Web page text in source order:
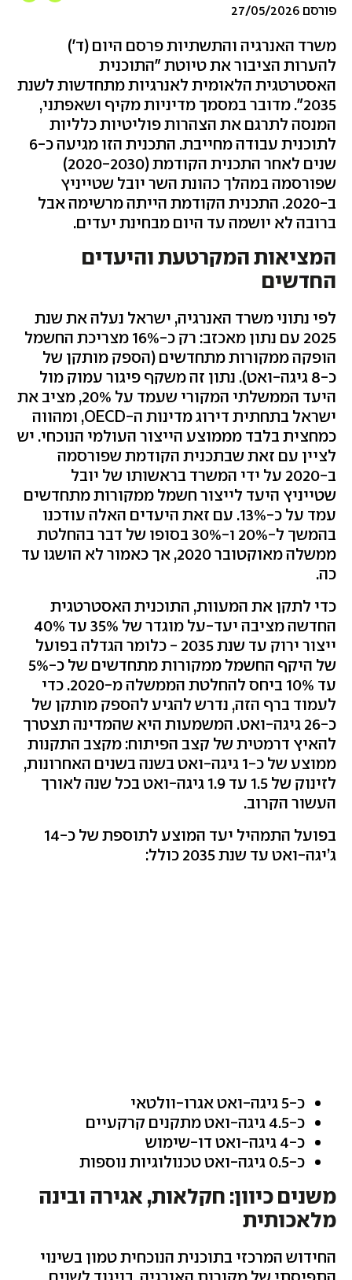
פורסם 27/05/2026
משרד האנרגיה והתשתיות פרסם היום (ד')
להערות הציבור את טיוטת "התוכנית
האסטרטגית הלאומית לאנרגיות מתחדשות לשנת
2035". מדובר במסמך מדיניות מקיף ושאפתני,
המנסה לתרגם את הצהרות פוליטיות כלליות
לתוכנית עבודה מחייבת. התכנית הזו מגיעה כ-6
שנים לאחר התכנית הקודמת (2020-2030)
שפורסמה במהלך כהונת השר יובל שטייניץ
ב-2020. התכנית הקודמת הייתה מרשימה אבל
ברובה לא יושמה עד היום מבחינת יעדים.
המציאות המקרטעת והיעדים
החדשים
לפי נתוני משרד האנרגיה, ישראל נעלה את שנת
2025 עם נתון מאכזב: רק כ-16% מצריכת החשמל
הופקה ממקורות מתחדשים (הספק מותקן של
כ-8 גיגה-ואט). נתון זה משקף פיגור עמוק מול
היעד הממשלתי המקורי שעמד על 20%, מציב את
ישראל בתחתית דירוג מדינות ה-OECD, ומהווה
כמחצית בלבד מממוצע הייצור העולמי הנוכחי. יש
לציין עם זאת שבתכנית הקודמת שפורסמה
ב-2020 על ידי המשרד בראשותו של יובל
שטייניץ היעד לייצור חשמל ממקורות מתחדשים
עמד על כ-13%. עם זאת היעדים האלה עודכנו
בהמשך ל-20% ו-30% בסופו של דבר בהחלטת
ממשלה מאוקטובר 2020, אך כאמור לא הושגו עד
כה.
כדי לתקן את המעוות, התוכנית האסטרטגית
החדשה מציבה יעד-על מוגדר של 35% עד 40%
ייצור ירוק עד שנת 2035 - כלומר הגדלה בפועל
של היקף החשמל ממקורות מתחדשים של כ-5%
עד 10% ביחס להחלטת הממשלה מ-2020. כדי
לעמוד ברף הזה, נדרש להגיע להספק מותקן של
כ-26 גיגה-ואט. המשמעות היא שהמדינה תצטרך
להאיץ דרמטית של קצב הפיתוח: מקצב התקנות
ממוצע של כ-1 גיגה-ואט בשנה בשנים האחרונות,
לזינוק של 1.5 עד 1.9 גיגה-ואט בכל שנה לאורך
העשור הקרוב.
בפועל התמהיל יעד המוצע לתוספת של כ-14
ג’יגה-ואט עד שנת 2035 כולל:
כ-5 גיגה-ואט אגרו-וולטאי
כ-4.5 גיגה-ואט מתקנים קרקעיים
כ-4 גיגה-ואט דו-שימוש
כ-0.5 גיגה-ואט טכנולוגיות נוספות
משנים כיוון: חקלאות, אגירה ובינה
מלאכותית
החידוש המרכזי בתוכנית הנוכחית טמון בשינוי